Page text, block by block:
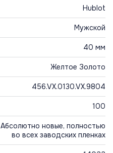
Hublot
Мужской
40 мм
Желтое Золото
456.VX.0130.VX.9804
100
Абсолютно новые, полностью
во всех заводских пленках